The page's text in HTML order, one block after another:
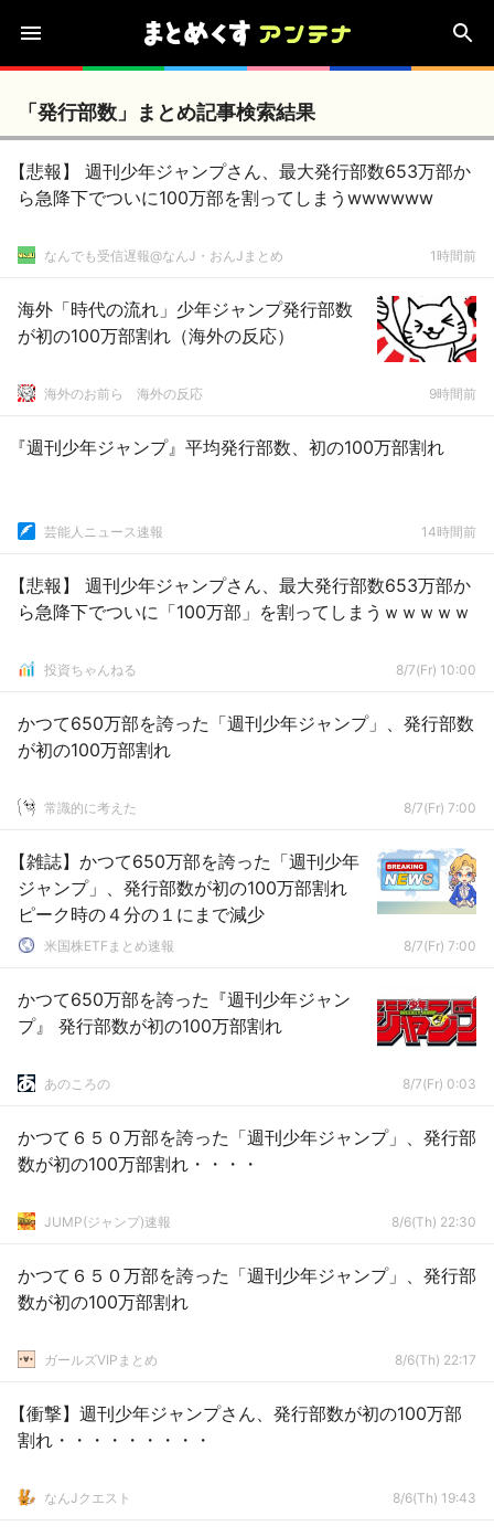
「発行部数」まとめ記事検索結果
【悲報】 週刊少年ジャンプさん、最大発行部数653万部か
ら急降下でついに100万部を割ってしまうwwwwww
なんでも受信遅報@なんJ・おんJまとめ 1時間前
海外「時代の流れ」少年ジャンプ発行部数
が初の100万部割れ（海外の反応）
海外のお前ら 海外の反応 9時間前
『週刊少年ジャンプ』平均発行部数、初の100万部割れ
芸能人ニュース速報 14時間前
【悲報】 週刊少年ジャンプさん、最大発行部数653万部か
ら急降下でついに「100万部」を割ってしまうｗｗｗｗｗ
投資ちゃんねる 8/7(Fr) 10:00
かつて650万部を誇った「週刊少年ジャンプ」、発行部数
が初の100万部割れ
常識的に考えた 8/7(Fr) 7:00
【雑誌】かつて650万部を誇った「週刊少年
ジャンプ」、発行部数が初の100万部割れ
ピーク時の４分の１にまで減少
米国株ETFまとめ速報 8/7(Fr) 7:00
かつて650万部を誇った『週刊少年ジャン
プ』 発行部数が初の100万部割れ
あのころの 8/7(Fr) 0:03
かつて６５０万部を誇った「週刊少年ジャンプ」、発行部
数が初の100万部割れ・・・・
JUMP(ジャンプ)速報 8/6(Th) 22:30
かつて６５０万部を誇った「週刊少年ジャンプ」、発行部
数が初の100万部割れ
ガールズVIPまとめ 8/6(Th) 22:17
【衝撃】週刊少年ジャンプさん、発行部数が初の100万部
割れ・・・・・・・・・
なんJクエスト 8/6(Th) 19:43